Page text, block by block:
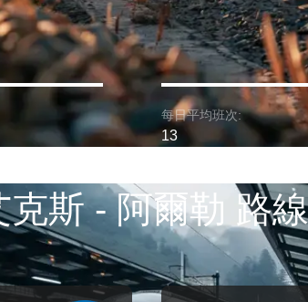
每日平均班次:
13
斯 - 阿爾勒 路